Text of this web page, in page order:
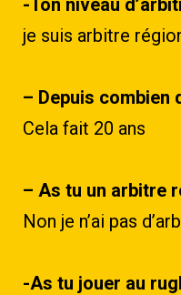
je suis arbitre
– Depuis combien
Cela fait 20 ans
– As tu un arbitre
Non je n’ai pas
-As tu jouer au